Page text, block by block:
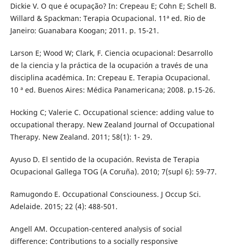
Dickie V. O que é ocupação? In: Crepeau E; Cohn E; Schell B.
Willard & Spackman: Terapia Ocupacional. 11ª ed. Rio de
Janeiro: Guanabara Koogan; 2011. p. 15-21.
Larson E; Wood W; Clark, F. Ciencia ocupacional: Desarrollo
de la ciencia y la práctica de la ocupación a través de una
disciplina académica. In: Crepeau E. Terapia Ocupacional.
10 ª ed. Buenos Aires: Médica Panamericana; 2008. p.15-26.
Hocking C; Valerie C. Occupational science: adding value to
occupational therapy. New Zealand Journal of Occupational
Therapy. New Zealand. 2011; 58(1): 1- 29.
Ayuso D. El sentido de la ocupación. Revista de Terapia
Ocupacional Gallega TOG (A Coruña). 2010; 7(supl 6): 59-77.
Ramugondo E. Occupational Consciouness. J Occup Sci.
Adelaide. 2015; 22 (4): 488-501.
Angell AM. Occupation-centered analysis of social
difference: Contributions to a socially responsive